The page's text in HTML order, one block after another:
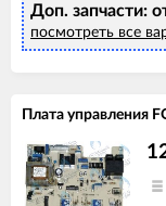
Доп. запчасти:
посмотреть все
Плата управления